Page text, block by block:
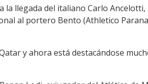
llegada del italiano Carlo
al portero Bento (Athletico
y ahora está destacándose